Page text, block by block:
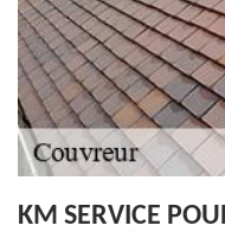
KM SERVICE